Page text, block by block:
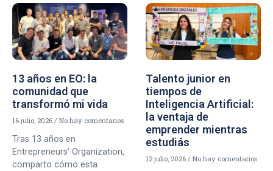
13 años en EO: la
comunidad que
transformó mi vida
16 julio, 2026 No hay comentarios
Tras 13 años en
Entrepreneurs’ Organization,
comparto cómo esta
Talento junior en
tiempos de
Inteligencia Artificial:
la ventaja de
emprender mientras
estudiás
12 julio, 2026 No hay comentarios